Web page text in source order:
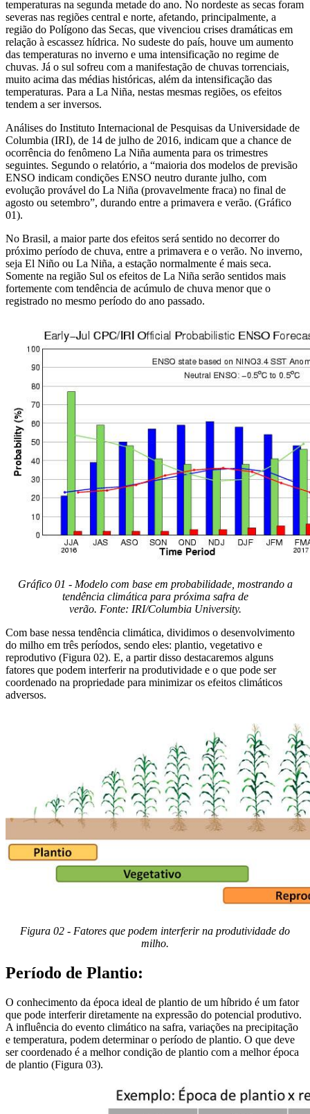
temperaturas na segunda metade do ano. No nordeste as secas foram
severas nas regiões central e norte, afetando, principalmente, a
região do Polígono das Secas, que vivenciou crises dramáticas em
relação à escassez hídrica. No sudeste do país, houve um aumento
das temperaturas no inverno e uma intensificação no regime de
chuvas. Já o sul sofreu com a manifestação de chuvas torrenciais,
muito acima das médias históricas, além da intensificação das
temperaturas. Para a La Niña, nestas mesmas regiões, os efeitos
tendem a ser inversos.
Análises do Instituto Internacional de Pesquisas da Universidade de
Columbia (IRI), de 14 de julho de 2016, indicam que a chance de
ocorrência do fenômeno La Niña aumenta para os trimestres
seguintes. Segundo o relatório, a “maioria dos modelos de previsão
ENSO indicam condições ENSO neutro durante julho, com
evolução provável do La Niña (provavelmente fraca) no final de
agosto ou setembro”, durando entre a primavera e verão. (Gráfico
01).
No Brasil, a maior parte dos efeitos será sentido no decorrer do
próximo período de chuva, entre a primavera e o verão. No inverno,
seja El Niño ou La Niña, a estação normalmente é mais seca.
Somente na região Sul os efeitos de La Niña serão sentidos mais
fortemente com tendência de acúmulo de chuva menor que o
registrado no mesmo período do ano passado.
Gráfico 01 - Modelo com base em probabilidade, mostrando a
tendência climática para próxima safra de
verão. Fonte: IRI/Columbia University.
Com base nessa tendência climática, dividimos o desenvolvimento
do milho em três períodos, sendo eles: plantio, vegetativo e
reprodutivo (Figura 02). E, a partir disso destacaremos alguns
fatores que podem interferir na produtividade e o que pode ser
coordenado na propriedade para minimizar os efeitos climáticos
adversos.
Figura 02 - Fatores que podem interferir na produtividade do
milho.
Período de Plantio:
O conhecimento da época ideal de plantio de um híbrido é um fator
que pode interferir diretamente na expressão do potencial produtivo.
A influência do evento climático na safra, variações na precipitação
e temperatura, podem determinar o período de plantio. O que deve
ser coordenado é a melhor condição de plantio com a melhor época
de plantio (Figura 03).